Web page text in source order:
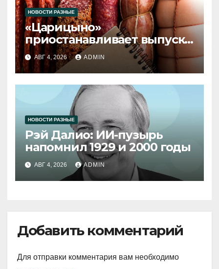
НОВОСТИ РАЗНЫЕ
«Царицыно»
приостанавливает выпуск
продукции
АВГ 4, 2026 ADMIN
НОВОСТИ РАЗНЫЕ
Рэй Далио: ИИ-пузырь
напомнил 1929 и 2000 годы
АВГ 4, 2026 ADMIN
Добавить комментарий
Для отправки комментария вам необходимо